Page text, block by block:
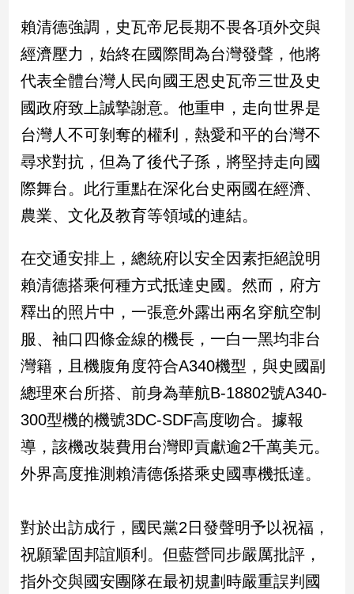
專
南
台
灣
觀
點
南
灣
觀
點
娛
樂
娛
樂
聞
流
尚
追
星
賴清德強調，史瓦帝尼長期不畏各項外交與
經濟壓力，始終在國際間為台灣發聲，他將
代表全體台灣人民向國王恩史瓦帝三世及史
國政府致上誠摯謝意。他重申，走向世界是
台灣人不可剝奪的權利，熱愛和平的台灣不
尋求對抗，但為了後代子孫，將堅持走向國
際舞台。此行重點在深化台史兩國在經濟、
農業、文化及教育等領域的連結。
在交通安排上，總統府以安全因素拒絕說明
賴清德搭乘何種方式抵達史國。然而，府方
釋出的照片中，一張意外露出兩名穿航空制
服、袖口四條金線的機長，一白一黑均非台
灣籍，且機腹角度符合A340機型，與史國副
總理來台所搭、前身為華航B-18802號A340-
300型機的機號3DC-SDF高度吻合。據報
導，該機改裝費用台灣即貢獻逾2千萬美元。
外界高度推測賴清德係搭乘史國專機抵達。
對於出訪成行，國民黨2日發聲明予以祝福，
祝願鞏固邦誼順利。但藍營同步嚴厲批評，
指外交與國安團隊在最初規劃時嚴重誤判國